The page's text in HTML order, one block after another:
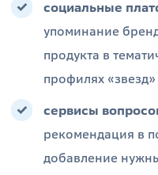
социальные
упоминание
продукта в
профилях «звезд»
сервисы
рекомендация в
добавление